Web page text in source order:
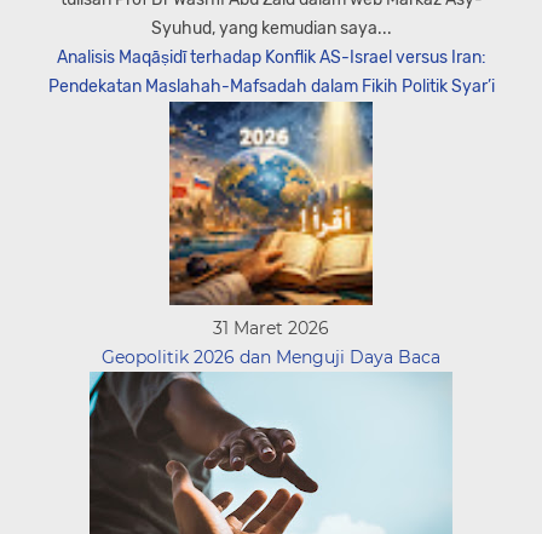
Syuhud, yang kemudian saya...
Analisis Maqāṣidī terhadap Konflik AS-Israel versus Iran:
Pendekatan Maslahah-Mafsadah dalam Fikih Politik Syar’i
31 Maret 2026
Geopolitik 2026 dan Menguji Daya Baca